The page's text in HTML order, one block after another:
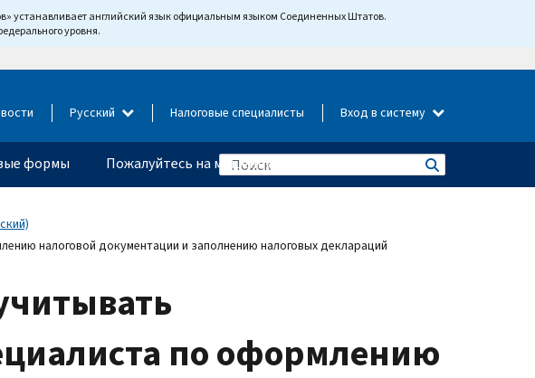
устанавливает английский язык официальным языком Соединенных Штатов.
уровня.
Русский Налоговые специалисты Вход в систему
формы Пожалуйтесь на мошенничество
налоговой документации и заполнению налоговых деклараций
по оформлению